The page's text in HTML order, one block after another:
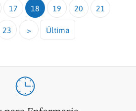
17 18 19 20 21
23 > Última